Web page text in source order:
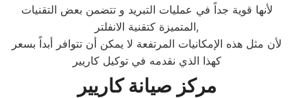
لأنها قوية جداً في عمليات التبريد و تتضمن بعض التقنيات
المتميزة كتقنية الانفلتر,
لأن مثل هذه الإمكانيات المرتفعة لا يمكن أن تتوافر أبداً بسعر
كهذا الذي نقدمه في توكيل كاريير
مركز صيانة كاريير